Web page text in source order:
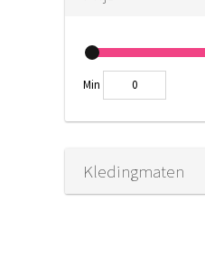
Min
Kledingmaten